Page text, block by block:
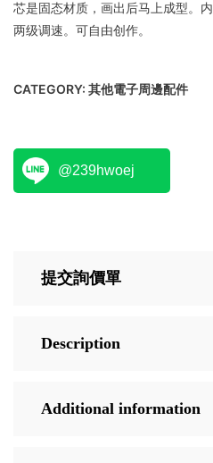
芯是固态材质，画出后马上成型。
两级调速。可自由创作。
CATEGORY: 其他電子周邊配件
@239hwoej
提交詢價單
Description
Additional information